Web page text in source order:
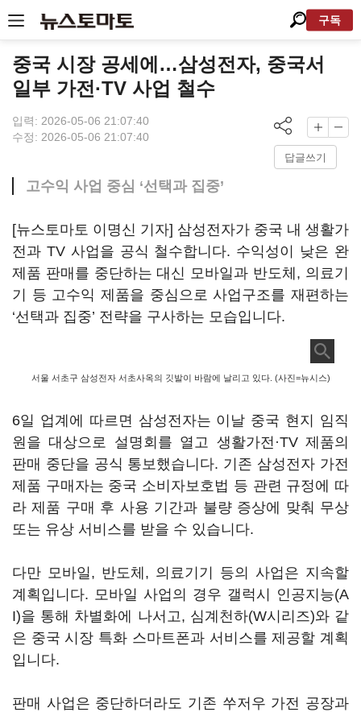
구독
중국 시장 공세에…삼성전자, 중국서
일부 가전·TV 사업 철수
입력: 2026-05-06 21:07:40
수정: 2026-05-06 21:07:40
답글쓰기
고수익 사업 중심 ‘선택과 집중’
[뉴스토마토 이명신 기자] 삼성전자가 중국 내 생활가
전과 TV 사업을 공식 철수합니다. 수익성이 낮은 완
제품 판매를 중단하는 대신 모바일과 반도체, 의료기
기 등 고수익 제품을 중심으로 사업구조를 재편하는
‘선택과 집중’ 전략을 구사하는 모습입니다.
서울 서초구 삼성전자 서초사옥의 깃발이 바람에 날리고 있다. (사진=뉴시스)
6일 업계에 따르면 삼성전자는 이날 중국 현지 임직
원을 대상으로 설명회를 열고 생활가전·TV 제품의
판매 중단을 공식 통보했습니다. 기존 삼성전자 가전
제품 구매자는 중국 소비자보호법 등 관련 규정에 따
라 제품 구매 후 사용 기간과 불량 증상에 맞춰 무상
또는 유상 서비스를 받을 수 있습니다.
다만 모바일, 반도체, 의료기기 등의 사업은 지속할
계획입니다. 모바일 사업의 경우 갤럭시 인공지능(A
I)을 통해 차별화에 나서고, 심계천하(W시리즈)와 같
은 중국 시장 특화 스마트폰과 서비스를 제공할 계획
입니다.
판매 사업은 중단하더라도 기존 쑤저우 가전 공장과